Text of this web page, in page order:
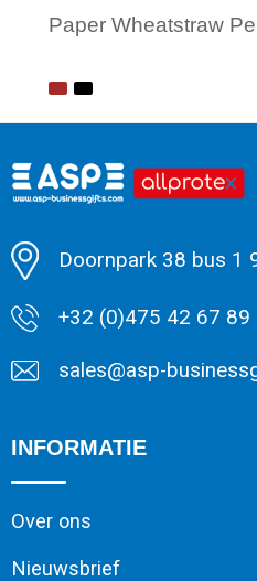
Paper Wheatstraw
Minimale afname: 1
Doornpark 38 bus 1
+32 (0)475 42 67 89
sales@asp-
INFORMATIE
Over ons
Nieuwsbrief